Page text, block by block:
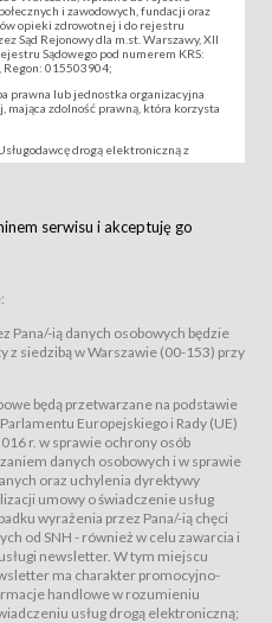
i zawodowych, fundacji oraz
opieki zdrowotnej i do rejestru
Sąd Rejonowy dla m.st. Warszawy, XII
Sądowego pod numerem KRS:
015503904;
prawna lub jednostka organizacyjna
mająca zdolność prawną, która korzysta
drogą elektroniczną z
(Akredytacje);
zawarcie umowy z
udziału w Wydarzeniu,
danego Wydarzenia, tj. uprawniające
seansach filmowych,
przez Usługodawcę w Serwisie;
przez Usługodawcę, z
mowa w ust. 2 pkt. 4 i 5 poniżej, których
regulaminy,
danych osobowych Usługobiorców
serwisu i akceptuję go
ią danych osobowych będzie
z siedzibą w Warszawie (00-153) przy
będą przetwarzane na podstawie
Europejskiego i Rady (UE)
r. w sprawie ochrony osób
danych osobowych i w sprawie
oraz uchylenia dyrektywy
umowy o świadczenie usług
wyrażenia przez Pana/-ią chęci
od SNH - również w celu zawarcia i
newsletter. W tym miejscu
ma charakter promocyjno-
handlowe w rozumieniu
usług drogą elektroniczną;